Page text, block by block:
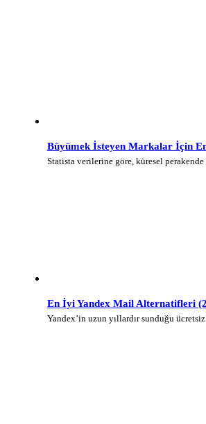
Büyümek İsteyen Markalar İçin
Statista verilerine göre, küresel
En İyi Yandex Mail Alternatifleri
Yandex’in uzun yıllardır sunduğu